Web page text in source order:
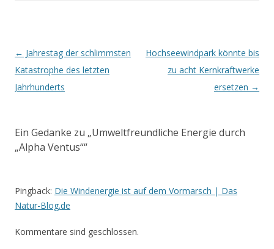
Beitrags-
Navigation
← Jahrestag der schlimmsten
Katastrophe des letzten
Jahrhunderts
Hochseewindpark könnte bis
zu acht Kernkraftwerke
ersetzen →
Ein Gedanke zu „Umweltfreundliche Energie durch
„Alpha Ventus““
Pingback: Die Windenergie ist auf dem Vormarsch | Das
Natur-Blog.de
Kommentare sind geschlossen.